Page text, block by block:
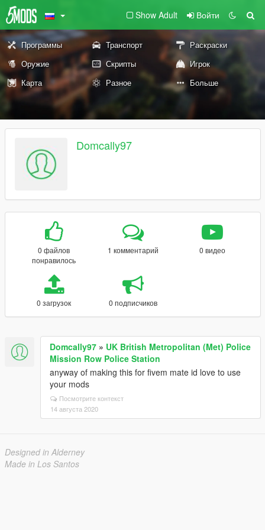
Show Adult Войти
Программы Транспорт
Раскраски
Оружие
Скрипты
Игрок
Карта
Разное Больше
Domcally97
0 файлов
понравилось
1 комментарий 0 видео
0 загрузок 0 подписчиков
Domcally97 » UK British Metropolitan (Met) Police
Mission Row Police Station
anyway of making this for fivem mate id love to use
your mods
Посмотрите контекст
14 августа 2020
Designed in Alderney
Made in Los Santos